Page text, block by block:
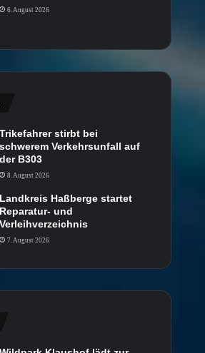
6. August 2026
Trikefahrer stirbt bei
schwerem Verkehrsunfall auf
der B303
8. August 2026
Landkreis Haßberge startet
Reparatur- und
Verleihverzeichnis
7. August 2026